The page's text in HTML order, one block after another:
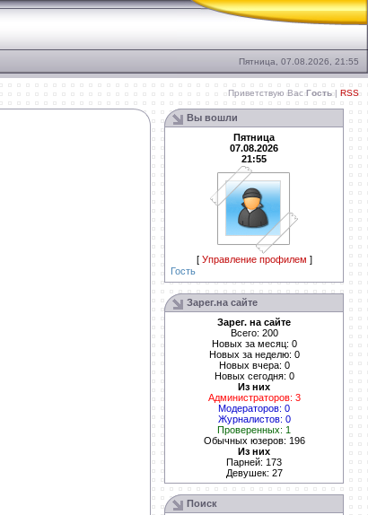
Пятница, 07.08.2026, 21:55
Приветствую Вас Гость | RSS
Вы вошли
Пятница
07.08.2026
21:55
[ Управление профилем ]
Гость
Зарег.на сайте
Зарег. на сайте
Всего: 200
Новых за месяц: 0
Новых за неделю: 0
Новых вчера: 0
Новых сегодня: 0
Из них
Администраторов: 3
Модераторов: 0
Журналистов: 0
Проверенных: 1
Обычных юзеров: 196
Из них
Парней: 173
Девушек: 27
Поиск